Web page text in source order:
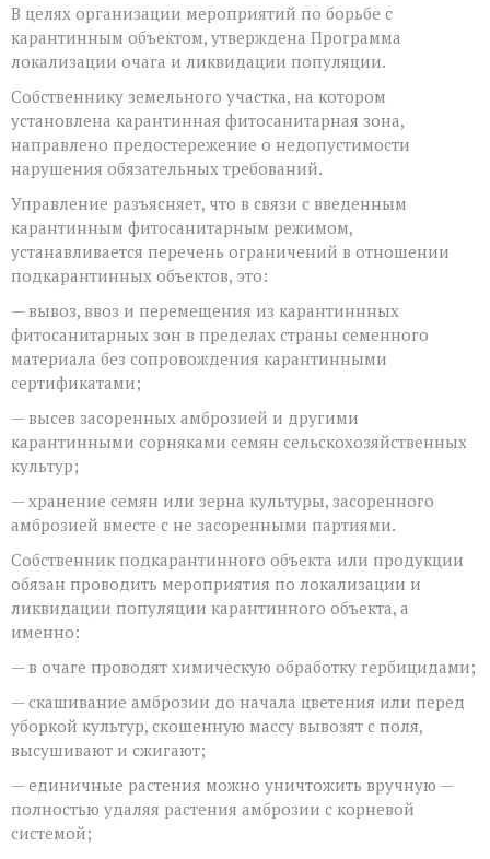
В целях организации мероприятий по борьбе с
карантинным объектом, утверждена Программа
локализации очага и ликвидации популяции.
Собственнику земельного участка, на котором
установлена карантинная фитосанитарная зона,
направлено предостережение о недопустимости
нарушения обязательных требований.
Управление разъясняет, что в связи с введенным
карантинным фитосанитарным режимом,
устанавливается перечень ограничений в отношении
подкарантинных объектов, это:
— вывоз, ввоз и перемещения из карантиннных
фитосанитарных зон в пределах страны семенного
материала без сопровождения карантинными
сертификатами;
— высев засоренных амброзией и другими
карантинными сорняками семян сельскохозяйственных
культур;
— хранение семян или зерна культуры, засоренного
амброзией вместе с не засоренными партиями.
Собственник подкарантинного объекта или продукции
обязан проводить мероприятия по локализации и
ликвидации популяции карантинного объекта, а
именно:
— в очаге проводят химическую обработку гербицидами;
— скашивание амброзии до начала цветения или перед
уборкой культур, скошенную массу вывозят с поля,
высушивают и сжигают;
— единичные растения можно уничтожить вручную —
полностью удаляя растения амброзии с корневой
системой;